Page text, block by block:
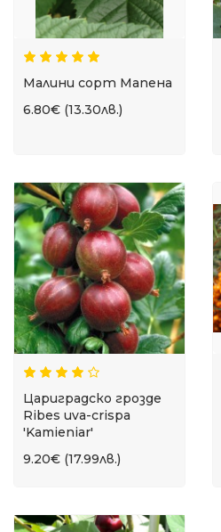
Малини сорт Мапена
6.80€ (13.30лв.)
Цариградско грозде
Ribes uva-crispa
'Kamieniar'
9.20€ (17.99лв.)